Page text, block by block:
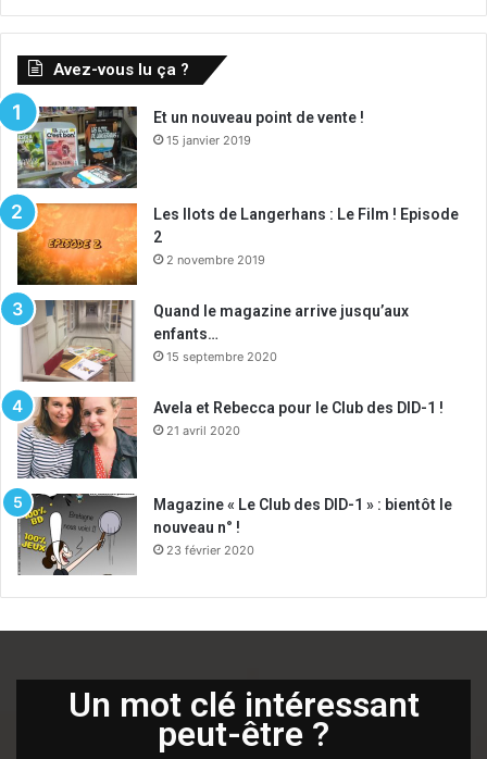
Avez-vous lu ça ?
Et un nouveau point de vente !
15 janvier 2019
Les Ilots de Langerhans : Le Film ! Episode
2
2 novembre 2019
Quand le magazine arrive jusqu’aux
enfants…
15 septembre 2020
Avela et Rebecca pour le Club des DID-1 !
21 avril 2020
Magazine « Le Club des DID-1 » : bientôt le
nouveau n° !
23 février 2020
Un mot clé intéressant
peut-être ?